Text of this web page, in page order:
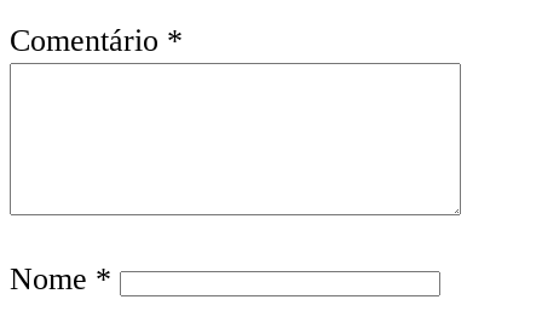
Comentário *
Nome *